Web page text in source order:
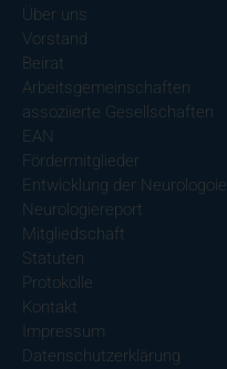
Über uns
Vorstand
Beirat
Arbeitsgemeinschaften
assoziierte Gesellschaften
EAN
Fördermitglieder
Entwicklung der Neurologoie
Neurologiereport
Mitgliedschaft
Statuten
Protokolle
Kontakt
Impressum
Datenschutzerklärung